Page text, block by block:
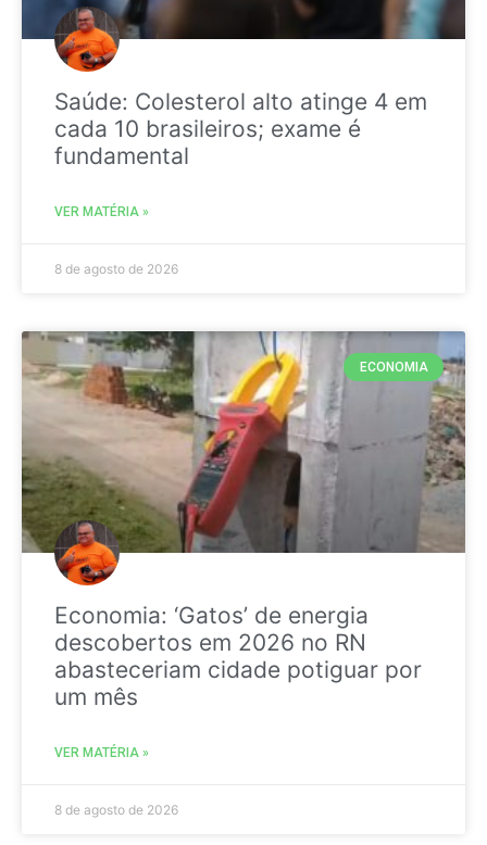
Saúde: Colesterol alto atinge 4 em
cada 10 brasileiros; exame é
fundamental
VER MATÉRIA »
8 de agosto de 2026
ECONOMIA
Economia: ‘Gatos’ de energia
descobertos em 2026 no RN
abasteceriam cidade potiguar por
um mês
VER MATÉRIA »
8 de agosto de 2026